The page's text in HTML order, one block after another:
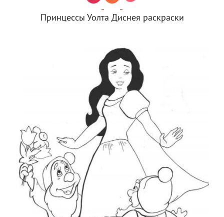
Принцессы Уолта Диснея раскраски